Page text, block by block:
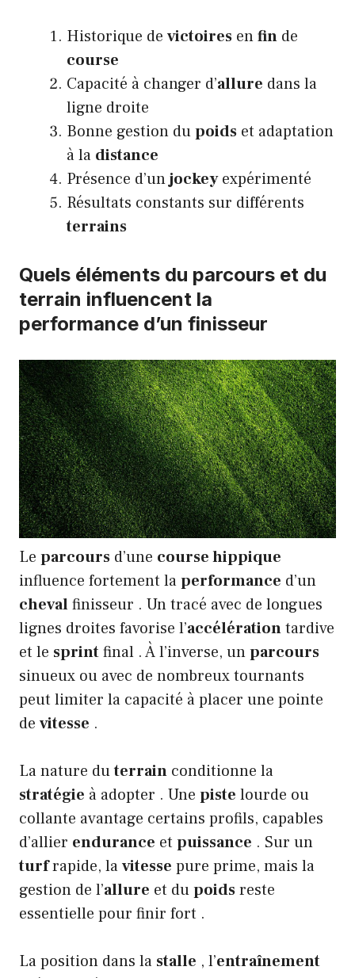
Historique de victoires enfin de
course
Capacité à changer d’allure dans la
ligne droite
Bonne gestion dupoids et adaptation
à la distance
Présence d’unjockeyexpérimenté
Résultats constants sur différents
terrains
Quels éléments du parcours et du
terrain influencent la
performance d’un finisseur
Le parcours d’une course hippique
influence fortement laperformance d’un
chevalfinisseur . Un tracé avec de longues
lignes droites favorise l’accélérationtardive
et le sprintfinal . À l’inverse, unparcours
sinueux ou avec de nombreux tournants
peut limiter la capacité à placer une pointe
de vitesse .
La nature duterrain conditionne la
stratégie à adopter . Une piste lourde ou
collante avantage certains profils, capables
d’allier endurance et puissance . Sur un
turfrapide, lavitesse pure prime, mais la
gestion de l’allure et dupoidsreste
essentielle pour finir fort .
La position dans la stalle , l’entraînement